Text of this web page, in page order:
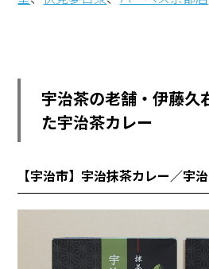
宇治茶の老舗・伊藤久
た宇治茶カレー
【宇治市】宇治抹茶カレー／宇